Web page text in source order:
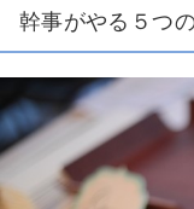
幹事がやる５つ